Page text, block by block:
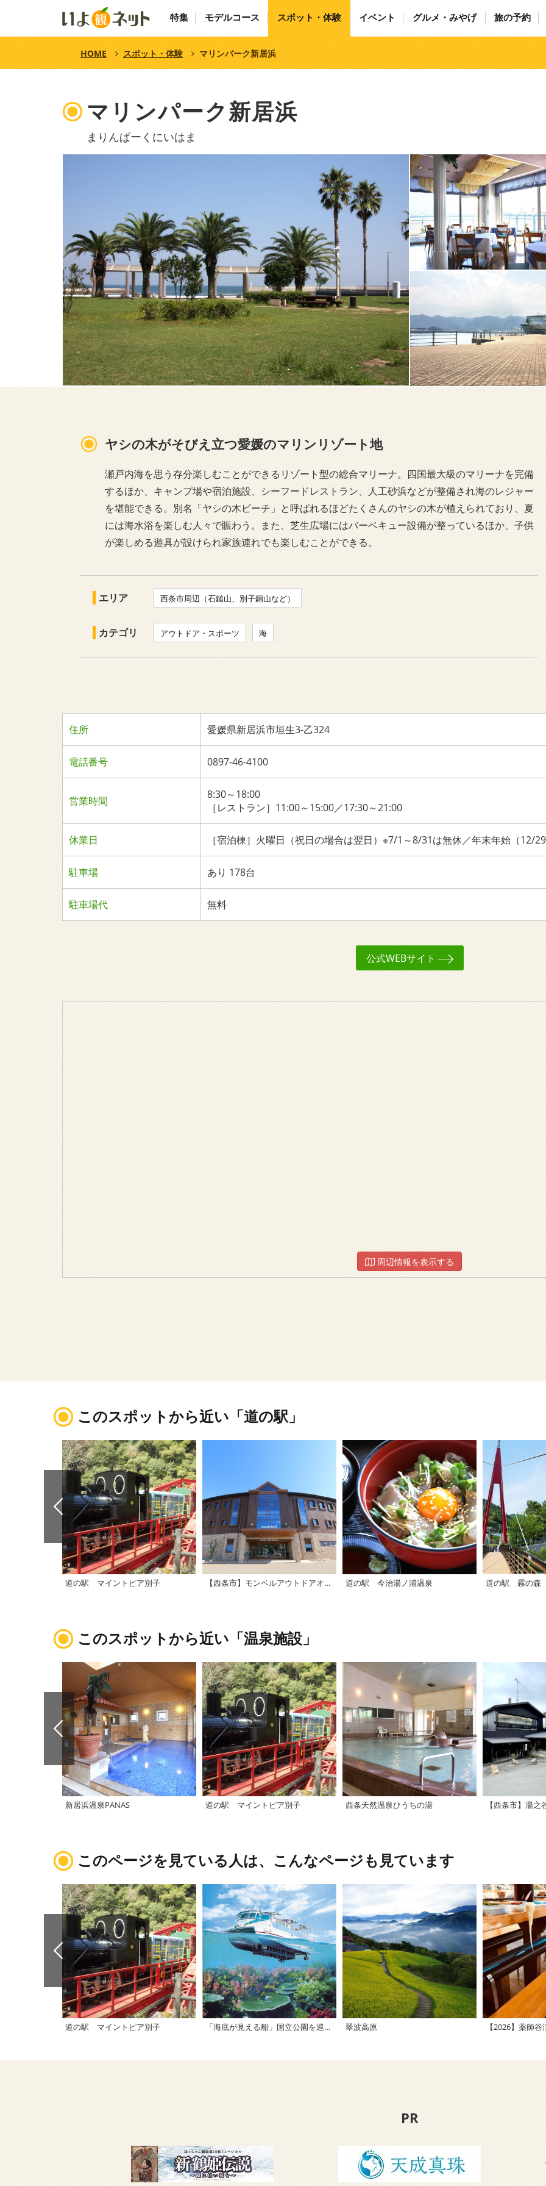
特集 モデルコース スポット・体験 イベント グルメ・みやげ 旅の予約
HOME スポット・体験 マリンパーク新居浜
マリンパーク新居浜
まりんぱーくにいはま
ヤシの木がそびえ立つ愛媛のマリンリゾート地
瀬戸内海を思う存分楽しむことができるリゾート型の総合マリーナ。四国最大級のマリーナを完備
するほか、キャンプ場や宿泊施設、シーフードレストラン、人工砂浜などが整備され海のレジャー
を堪能できる。別名「ヤシの木ビーチ」と呼ばれるほどたくさんのヤシの木が植えられており、夏
には海水浴を楽しむ人々で賑わう。また、芝生広場にはバーベキュー設備が整っているほか、子供
が楽しめる遊具が設けられ家族連れでも楽しむことができる。
エリア 西条市周辺（石鎚山、別子銅山など）
カテゴリ アウトドア・スポーツ 海
住所 愛媛県新居浜市垣生3-乙324
電話番号 0897-46-4100
営業時間
8:30～18:00
［レストラン］11:00～15:00／17:30～21:00
休業日 ［宿泊棟］火曜日（祝日の場合は翌日）※7/1～8/31は無休／年末年始（12/29
駐車場 あり 178台
駐車場代 無料
公式WEBサイト
周辺情報を表示する
このスポットから近い「道の駅」
道の駅 マイントピア別子 【西条市】モンベルアウトドアオアシス石鎚 道の駅 今治湯ノ浦温泉 道の駅 霧の森
このスポットから近い「温泉施設」
新居浜温泉PANAS 道の駅 マイントピア別子 西条天然温泉ひうちの湯 【西条市】湯之
このページを見ている人は、こんなページも見ています
道の駅 マイントピア別子 「海底が見える船」国立公園を巡るクルーズ！ 翠波高原 【2026】薬師
PR